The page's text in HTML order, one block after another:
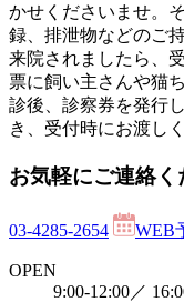
かせくださいませ。
録、排泄物などのご
来院されましたら、
票に飼い主さんや猫
診後、診察券を発行
き、受付時にお渡し
お気軽にご連絡く
03-4285-2654 WEB
OPEN
9:00-12:00／